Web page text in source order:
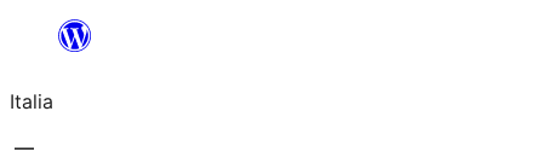
contenuto
Italia